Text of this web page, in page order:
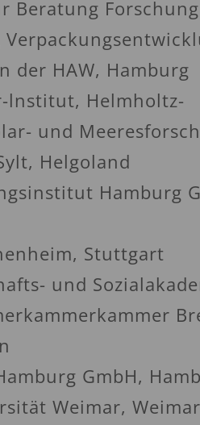
Beratung Forschung
der HAW, Hamburg
lnstitut, Helmholtz-
und
Helgoland
Hamburg
Stuttgart
und
GmbH,
Weimar, Weimar